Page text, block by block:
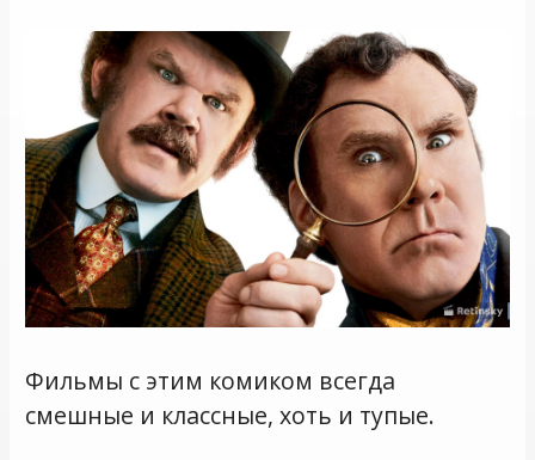
Фильмы с этим комиком всегда
смешные и классные, хоть и тупые.